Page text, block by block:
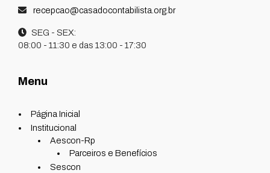
recepcao@casadocontabilista.org.br
SEG - SEX:
08:00 - 11:30 e das 13:00 - 17:30
Menu
Página Inicial
Institucional
Aescon-Rp
Parceiros e Benefícios
Sescon